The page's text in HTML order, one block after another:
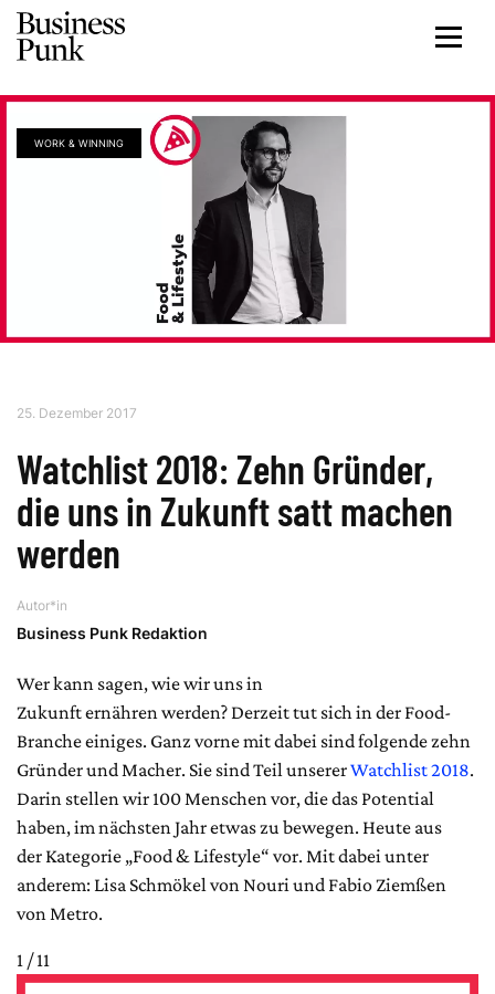
WORK & WINNING
25. Dezember 2017
Watchlist 2018: Zehn Gründer,
die uns in Zukunft satt machen
werden
Autor*in
Business Punk Redaktion
Wer kann sagen, wie wir uns in
Zukunft ernähren werden? Derzeit tut sich in der Food-
Branche einiges. Ganz vorne mit dabei sind folgende zehn
Gründer und Macher. Sie sind Teil unsererWatchlist 2018.
Darin stellen wir 100 Menschen vor, die das Potential
haben, im nächsten Jahr etwas zu bewegen. Heute aus
der Kategorie „Food & Lifestyle“ vor. Mit dabei unter
anderem: Lisa Schmökel von Nouri und Fabio Ziemßen
von Metro.
1 / 11